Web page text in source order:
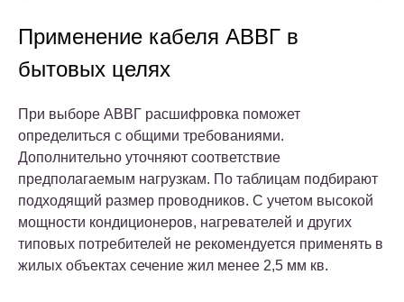
Применение кабеля АВВГ в
бытовых целях
При выборе АВВГ расшифровка поможет
определиться с общими требованиями.
Дополнительно уточняют соответствие
предполагаемым нагрузкам. По таблицам подбирают
подходящий размер проводников. С учетом высокой
мощности кондиционеров, нагревателей и других
типовых потребителей не рекомендуется применять в
жилых объектах сечение жил менее 2,5 мм кв.